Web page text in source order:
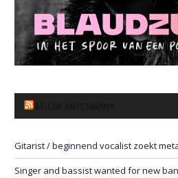
Gitarist / beginnend vocalist zoekt
Singer and bassist wanted for new